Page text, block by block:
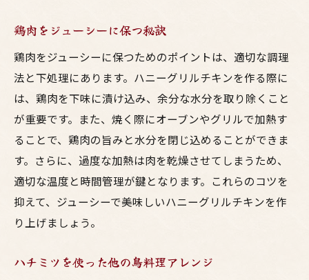
鶏肉をジューシーに保つ秘訣
鶏肉をジューシーに保つためのポイントは、適切な調理
法と下処理にあります。ハニーグリルチキンを作る際に
は、鶏肉を下味に漬け込み、余分な水分を取り除くこと
が重要です。また、焼く際にオーブンやグリルで加熱す
ることで、鶏肉の旨みと水分を閉じ込めることができま
す。さらに、過度な加熱は肉を乾燥させてしまうため、
適切な温度と時間管理が鍵となります。これらのコツを
抑えて、ジューシーで美味しいハニーグリルチキンを作
り上げましょう。
ハチミツを使った他の鳥料理アレンジ